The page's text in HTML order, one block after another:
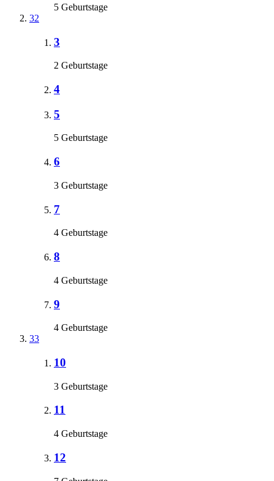
5 Geburtstage
32
3
2 Geburtstage
4
5
5 Geburtstage
6
3 Geburtstage
7
4 Geburtstage
8
4 Geburtstage
9
4 Geburtstage
33
10
3 Geburtstage
11
4 Geburtstage
12